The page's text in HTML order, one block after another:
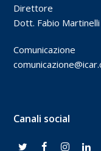
Direttore
Dott. Fabio Martinelli
Comunicazione
Canali social